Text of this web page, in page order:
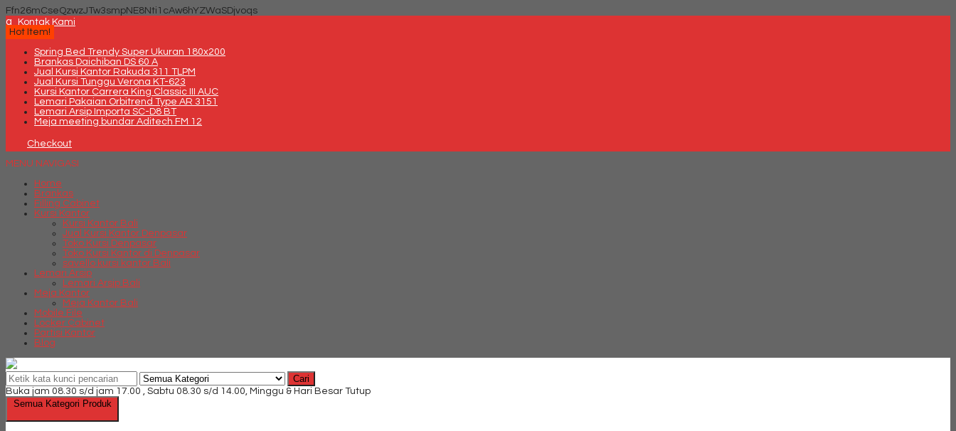
Ffn26mCseQzwzJTw3smpNE8Nti1cAw6hYZWaSDjvoqs
q
Kontak Kami
Hot Item!
Spring Bed Trendy Super Ukuran 180x200
Brankas Daichiban DS 60 A
Jual Kursi Kantor Rakuda 311 TLPM
Jual Kursi Tunggu Verona KT-623
Kursi Kantor Carrera King Classic III AUC
Lemari Pakaian Orbitrend Type AR 3151
Lemari Arsip Importa SC-D8 BT
Meja meeting bundar Aditech FM 12
Checkout
MENU NAVIGASI
Home
Brankas
Filling Cabinet
Kursi Kantor
Kursi Kantor Bali
Jual Kursi Kantor Denpasar
Toko Kursi Denpasar
Toko Kursi Kantor di Denpasar
savello kursi kantor Bali
Lemari Arsip
Lemari Arsip Bali
Meja Kantor
Meja Kantor Bali
Mobile File
Locker Cabinet
Partisi Kantor
Blog
Cari
Buka jam 08.30 s/d jam 17.00 , Sabtu 08.30 s/d 14.00, Minggu & Hari Besar Tutup
Semua Kategori Produk